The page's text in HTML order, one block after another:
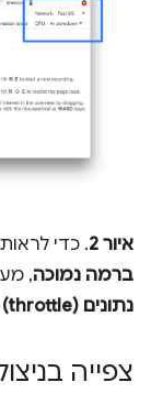
איור 2 . כדי
ברמה נמוכה,
נתונים (throttle)
צפייה